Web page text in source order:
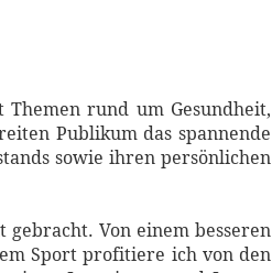
rund um Gesundheit,
Publikum das spannende
sowie ihren persönlichen
Von einem besseren
Sport profitiere ich von den